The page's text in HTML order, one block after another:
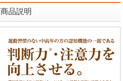
商品説明